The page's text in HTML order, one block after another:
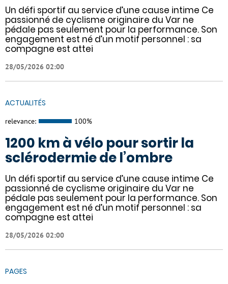
Un défi sportif au service d’une cause intime Ce
passionné de cyclisme originaire du Var ne
pédale pas seulement pour la performance. Son
engagement est né d’un motif personnel : sa
compagne est attei
28/05/2026 02:00
ACTUALITÉS
relevance: 100%
1200 km à vélo pour sortir la
sclérodermie de l’ombre
Un défi sportif au service d’une cause intime Ce
passionné de cyclisme originaire du Var ne
pédale pas seulement pour la performance. Son
engagement est né d’un motif personnel : sa
compagne est attei
28/05/2026 02:00
PAGES